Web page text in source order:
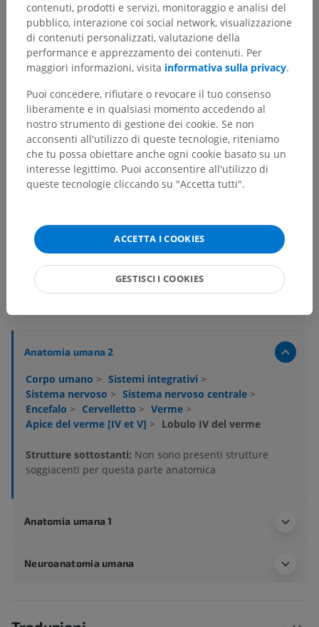
Anatomia umana 2
Corpo umano > Sistemi integrativi >
Sistema nervoso > Sistema nervoso centrale >
Encefalo > Cervelletto > Verme >
Apice del verme [IV et V] > Lobulo IV del verme
Strutture sottostanti: Non sono presenti strutture
soggiacenti per questa parte anatomica
Anatomia umana 1
Neuroanatomia umana
contenuti, prodotti e servizi, monitoraggio e analisi del
pubblico, interazione coi social network, visualizzazione
di contenuti personalizzati, valutazione della
performance e apprezzamento dei contenuti. Per
maggiori informazioni, visita informativa sulla privacy.
Puoi concedere, rifiutare o revocare il tuo consenso
liberamente e in qualsiasi momento accedendo al
nostro strumento di gestione dei cookie. Se non
acconsenti all'utilizzo di queste tecnologie, riteniamo
che tu possa obiettare anche ogni cookie basato su un
interesse legittimo. Puoi acconsentire all'utilizzo di
queste tecnologie cliccando su "Accetta tutti".
ACCETTA I COOKIES
GESTISCI I COOKIES